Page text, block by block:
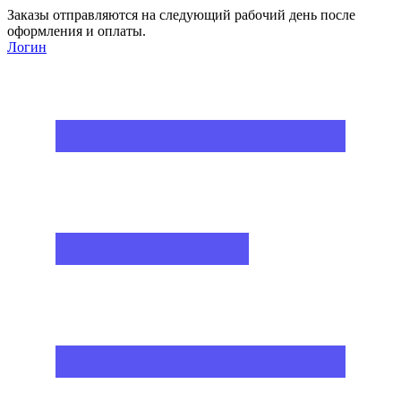
Заказы отправляются на следующий рабочий день после
оформления и оплаты.
Логин